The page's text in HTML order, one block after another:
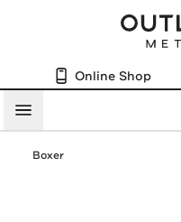
Online Shop
Menü
Boxer